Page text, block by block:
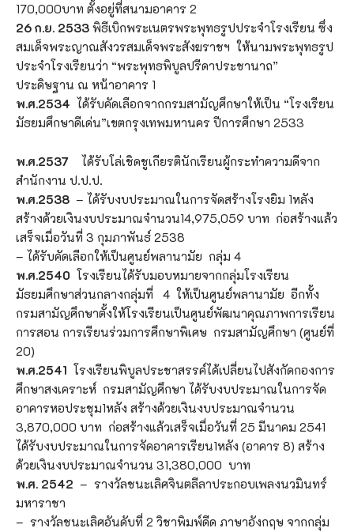
170,000บาท ตั้งอยู่ที่สนามอาคาร 2
26 ก.ย. 2533 พิธีเบิกพระเนตรพระพุทธรูปประจำโรงเรียน ซึ่ง
สมเด็จพระญาณสังวรสมเด็จพระสังฆราชฯ ให้นามพระพุทธรูป
ประจำโรงเรียนว่า “พระพุทธพิบูลปรีดาประชานาถ”
ประดิษฐาน ณ หน้าอาคาร 1
พ.ศ.2534 ได้รับคัดเลือกจากกรมสามัญศึกษาให้เป็น “โรงเรียน
มัธยมศึกษาดีเด่น”เขตกรุงเทพมหานคร ปีการศึกษา 2533
พ.ศ.2537 ได้รับโล่เชิดชูเกียรตินักเรียนผู้กระทำความดีจาก
สำนักงาน ป.ป.ป.
พ.ศ.2538 – ได้รับงบประมาณในการจัดสร้างโรงยิม 1หลัง
สร้างด้วยเงินงบประมาณจำนวน14,975,059 บาท ก่อสร้างแล้ว
เสร็จเมื่อวันที่ 3 กุมภาพันธ์ 2538
– ได้รับคัดเลือกให้เป็นศูนย์พลานามัย กลุ่ม 4
พ.ศ.2540 โรงเรียนได้รับมอบหมายจากกลุ่มโรงเรียน
มัธยมศึกษาส่วนกลางกลุ่มที่ 4 ให้เป็นศูนย์พลานามัย อีกทั้ง
กรมสามัญศึกษาตั้งให้โรงเรียนเป็นศูนย์พัฒนาคุณภาพการเรียน
การสอน การเรียนร่วมการศึกษาพิเศษ กรมสามัญศึกษา (ศูนย์ที่
20)
พ.ศ.2541 โรงเรียนพิบูลประชาสรรค์ได้เปลี่ยนไปสังกัดกองการ
ศึกษาสงเคราะห์ กรมสามัญศึกษา ได้รับงบประมาณในการจัด
อาคารหอประชุม1หลัง สร้างด้วยเงินงบประมาณจำนวน
3,870,000 บาท ก่อสร้างแล้วเสร็จเมื่อวันที่ 25 มีนาคม 2541
ได้รับงบประมาณในการจัดอาคารเรียน1หลัง (อาคาร 8) สร้าง
ด้วยเงินงบประมาณจำนวน 31,380,000 บาท
พ.ศ. 2542 – รางวัลชนะเลิศจินตลีลาประกอบเพลงนวมินทร์
มหาราชา
– รางวัลชนะเลิศอันดับที่ 2 วิชาพิมพ์ดีด ภาษาอังกฤษ จากกลุ่ม